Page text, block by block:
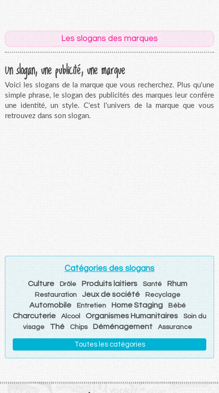
Les slogans des marques
Un slogan, une publicité, une marque
Voici les slogans de la marque que vous recherchez. Plus qu'une
simple phrase, le slogan des publicités des marques leur confère
une identité, un style. C'est l'univers de la marque que vous
retrouvez dans son slogan.
Catégories des slogans
Culture Drôle Produits laitiers Santé Rhum
Restauration Jeux de société Recyclage
Automobile Entretien Home Staging Bébé
Charcuterie Alcool Organismes Humanitaires
Soin du
visage
Thé Chips Déménagement Assurance
Toutes les catégories